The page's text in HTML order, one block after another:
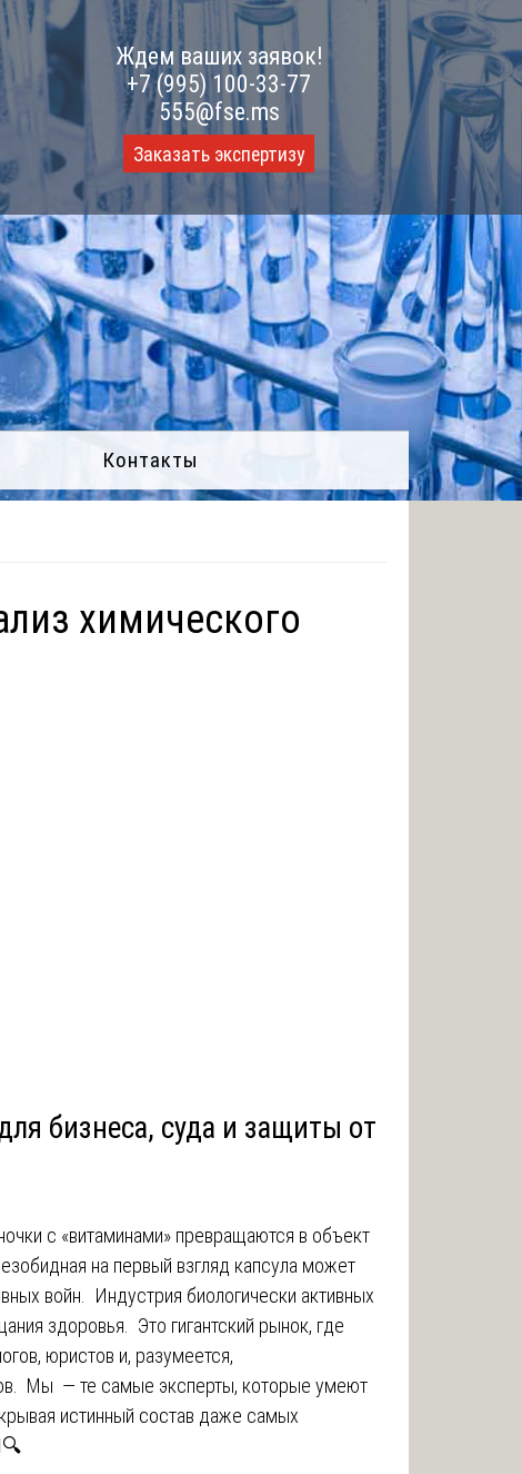
Ждем ваших заявок!
+7 (995) 100-33-77
555@fse.ms
Заказать экспертизу
Контакты
химического
бизнеса, суда и защиты от
с «витаминами» превращаются в объект
на первый взгляд капсула может
войн. Индустрия биологически активных
здоровья. Это гигантский рынок, где
юристов и, разумеется,
Мы — те самые эксперты, которые умеют
истинный состав даже самых